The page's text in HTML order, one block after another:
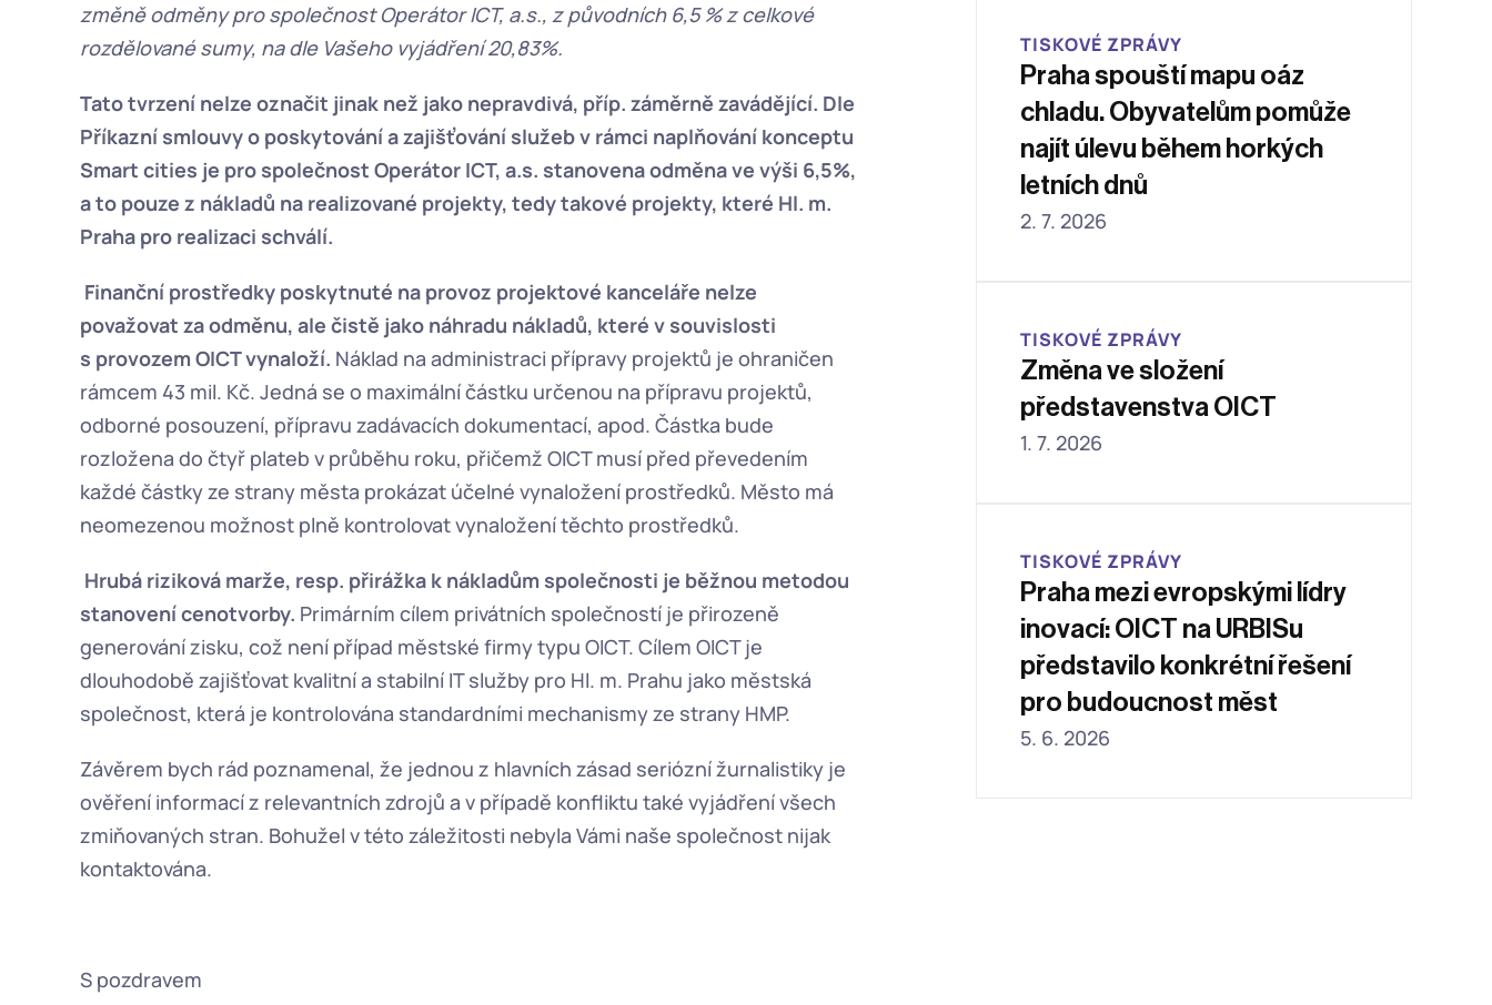
změně odměny pro společnost Operátor ICT, a.s., z původních 6,5 % z celkové
rozdělované sumy, na dle Vašeho vyjádření 20,83%.
Tato tvrzení nelze označit jinak než jako nepravdivá, příp. záměrně zavádějící. Dle
Příkazní smlouvy o poskytování a zajišťování služeb v rámci naplňování konceptu
Smart cities je pro společnost Operátor ICT, a.s. stanovena odměna ve výši 6,5%,
a to pouze z nákladů na realizované projekty, tedy takové projekty, které Hl. m.
Praha pro realizaci schválí.
Finanční prostředky poskytnuté na provoz projektové kanceláře nelze
považovat za odměnu, ale čistě jako náhradu nákladů, které v souvislosti
s provozem OICT vynaloží. Náklad na administraci přípravy projektů je ohraničen
rámcem 43 mil. Kč. Jedná se o maximální částku určenou na přípravu projektů,
odborné posouzení, přípravu zadávacích dokumentací, apod. Částka bude
rozložena do čtyř plateb v průběhu roku, přičemž OICT musí před převedením
každé částky ze strany města prokázat účelné vynaložení prostředků. Město má
neomezenou možnost plně kontrolovat vynaložení těchto prostředků.
Hrubá riziková marže, resp. přirážka k nákladům společnosti je běžnou metodou
stanovení cenotvorby. Primárním cílem privátních společností je přirozeně
generování zisku, což není případ městské firmy typu OICT. Cílem OICT je
dlouhodobě zajišťovat kvalitní a stabilní IT služby pro Hl. m. Prahu jako městská
společnost, která je kontrolována standardními mechanismy ze strany HMP.
Závěrem bych rád poznamenal, že jednou z hlavních zásad seriózní žurnalistiky je
ověření informací z relevantních zdrojů a v případě konfliktu také vyjádření všech
zmiňovaných stran. Bohužel v této záležitosti nebyla Vámi naše společnost nijak
kontaktována.
S pozdravem
TISKOVÉ ZPRÁVY
Praha spouští mapu oáz
chladu. Obyvatelům pomůže
najít úlevu během horkých
letních dnů
2. 7. 2026
TISKOVÉ ZPRÁVY
Změna ve složení
představenstva OICT
1. 7. 2026
TISKOVÉ ZPRÁVY
Praha mezi evropskými lídry
inovací: OICT na URBISu
představilo konkrétní řešení
pro budoucnost měst
5. 6. 2026